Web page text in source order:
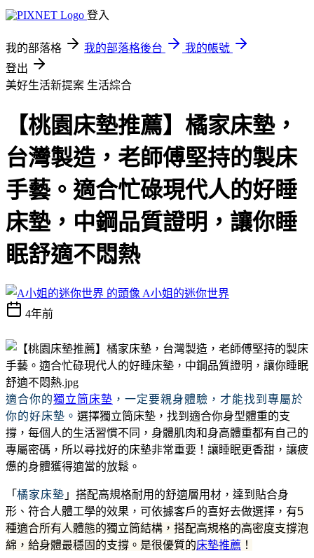
登入
我的部落格 我的部落格後台
我的帳號
登出
美好生活新提案 生活綜合
【桃園床墊推薦】橘家床墊，
台灣製造，老師傅堅持的製床
手藝。適合忙碌現代人的好睡
床墊，中鋼品質證明，讓你睡
眠舒適不悶熱
A小姐的迷你世界
4年前
適合你的獨立筒床墊 ，一定要親身體驗，才能找到專屬於
你的好床墊。 選擇獨立筒床墊，找到適合你身型體重的支
撐，每個人的生活習慣不同，身體肌肉和身高體重都有自己的
專屬密碼，所以尋找好的床墊非常重要！讓睡眠更香甜，讓疲
憊的身體獲得適當的放鬆。
「 橘家床墊 」搭配高規格耐用的舒適層用材，達到貼合身
形、符合人體工學的效果，可依據客戶的喜好去做選擇，有5
種適合所有人體態的獨立筒結構，搭配高規格的高密度支撐泡
綿，給身體最穩固的支撐。是很優質的床墊推薦 ！